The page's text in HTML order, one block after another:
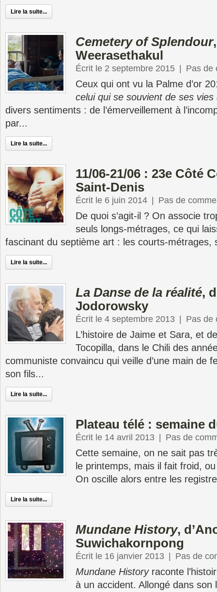
Lire la suite...
Cemetery of Splendour
Weerasethakul
Écrit le 2 septembre 2015 Pas de
Ceux qui ont vu la Palme d’or
celui qui se souvient de ses vies
divers sentiments : de l’émerveillement à
par...
Lire la suite...
11/06-21/06 : 23e Côté
Saint-Denis
Écrit le 6 juin 2014 Pas de
De quoi s’agit-il ? On associe
seuls longs-métrages, ce qui
fascinant du septième art : les courts-métrages,
Lire la suite...
La Danse de la réalité,
Jodorowsky
Écrit le 4 septembre 2013 Pas de
L’histoire de Jaime et Sara, et
Tocopilla, dans le Chili des
communiste convaincu qui veille d’une main de
son fils...
Lire la suite...
Plateau télé : semaine
Écrit le 14 avril 2013 Pas de
Cette semaine, on ne sait pas
le printemps, mais il fait froid, ou
On oscille alors entre les
Lire la suite...
Mundane History,
Suwichakornpong
Écrit le 16 janvier 2013 Pas de
Mundane Historyraconte
à un accident. Allongé dans son